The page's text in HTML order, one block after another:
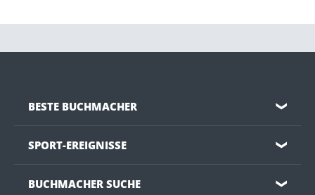
BESTE BUCHMACHER ❯
SPORT-EREIGNISSE ❯
BUCHMACHER SUCHE ❯